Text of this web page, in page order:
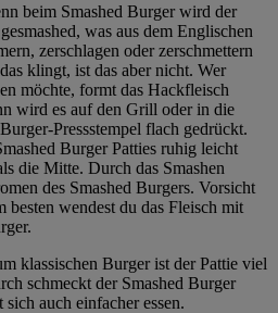
beim Smashed Burger wird der
was aus dem Englischen
zerschlagen oder zerschmettern
klingt, ist das aber nicht. Wer
möchte, formt das Hackfleisch
wird es auf den Grill oder in die
Pressstempel flach gedrückt.
Burger Patties ruhig leicht
die Mitte. Durch das Smashen
des Smashed Burgers. Vorsicht
besten wendest du das Fleisch mit
klassischen Burger ist der Pattie viel
schmeckt der Smashed Burger
sich auch einfacher essen.